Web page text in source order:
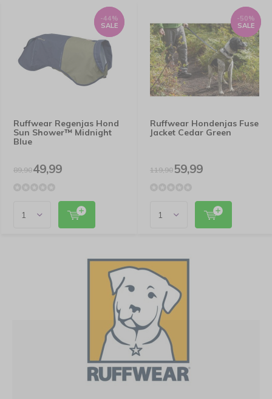
Ruffwear Regenjas Hond
Sun Shower™ Midnight
Blue
89,9049,99
-44%
SALE
-44%
SALE
Ruffwear Hondenjas Fuse
Jacket Cedar Green
119,9059,99
-50%
SALE
-50%
SALE